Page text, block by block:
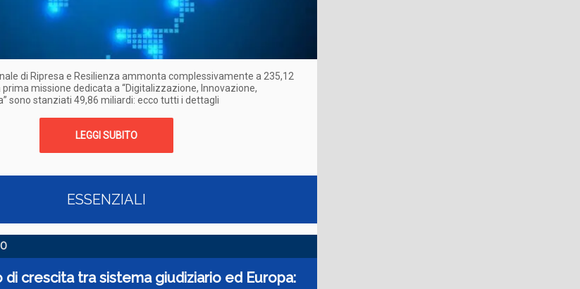
di Ripresa e Resilienza ammonta complessivamente a 235,12
missione dedicata a “Digitalizzazione, Innovazione,
sono stanziati 49,86 miliardi: ecco tutti i dettagli
LEGGI SUBITO
ESSENZIALI
di crescita tra sistema giudiziario ed Europa: